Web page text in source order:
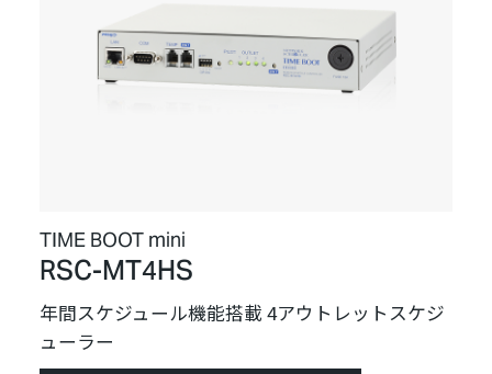
TIME BOOT mini
RSC-MT4HS
年間スケジュール機能搭載 4アウトレットスケジ
ューラー